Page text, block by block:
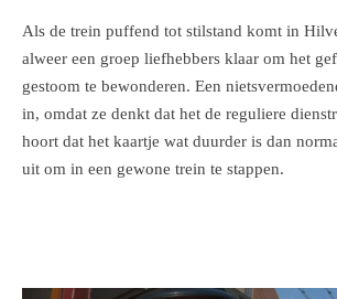
Als de trein puffend tot stilstand komt in
alweer een groep liefhebbers klaar om het
gestoom te bewonderen. Een
in, omdat ze denkt dat het de reguliere
hoort dat het kaartje wat duurder is dan
uit om in een gewone trein te stappen.